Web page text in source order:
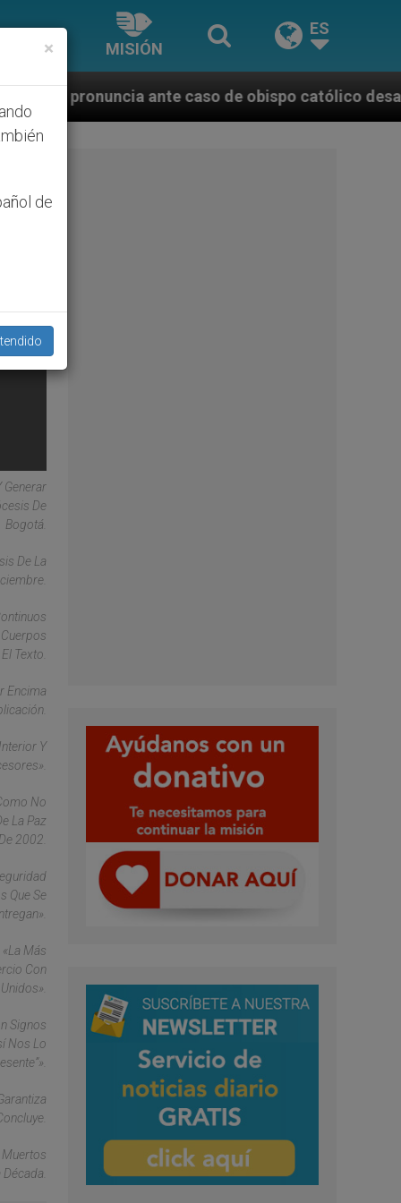
MISIÓN
ES
caso de obispo católico desaparecido por la
Generar
De
Bogotá.
De La
Texto.
Encima
Y
No
La Paz
2002.
Que Se
«la Más
Con
Signos
Nos Lo
Muertos
×
de